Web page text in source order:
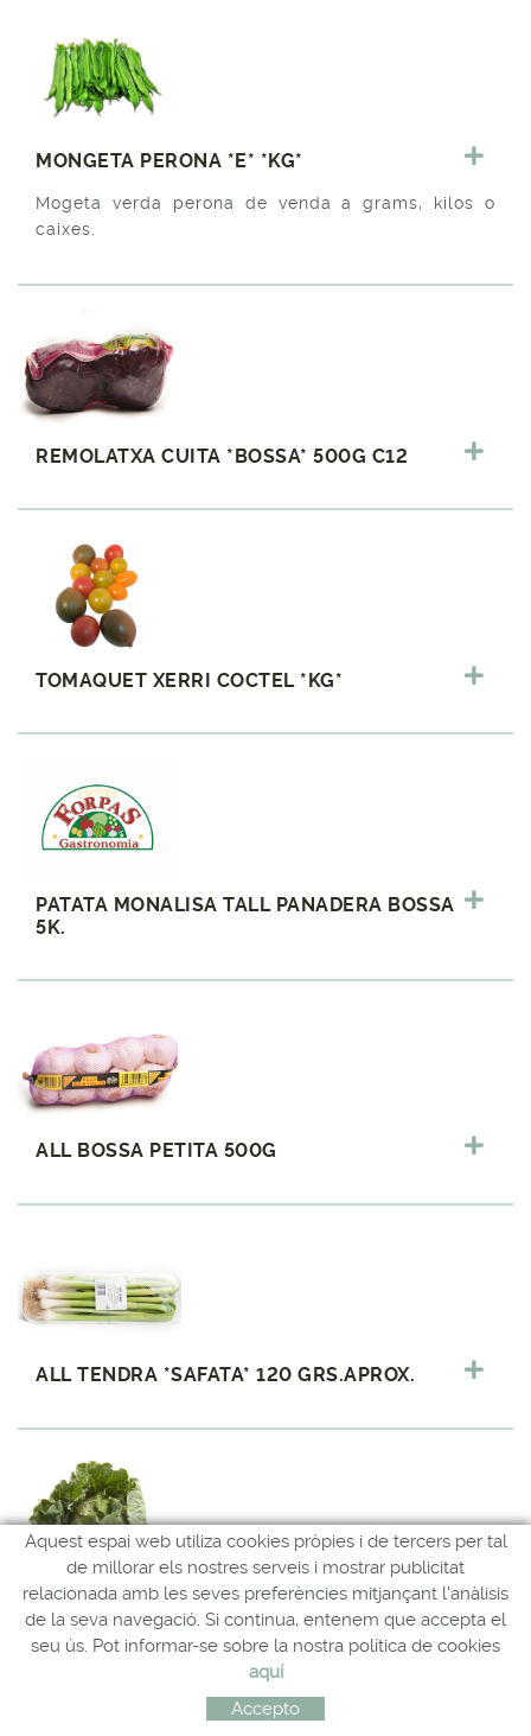
MONGETA PERONA *E* *KG*
Mogeta verda perona de venda a grams, kilos o
caixes.
REMOLATXA CUITA *BOSSA* 500G C12
TOMAQUET XERRI COCTEL *KG*
PATATA MONALISA TALL PANADERA BOSSA
5K.
ALL BOSSA PETITA 500G
ALL TENDRA *SAFATA* 120 GRS.APROX.
COL VERDA *UNITAT*
Col fresca de venda a unitats o caixes.
Aquest espai web utiliza cookies pròpies i de tercers per tal
de millorar els nostres serveis i mostrar publicitat
relacionada amb les seves preferències mitjançant l'anàlisis
de la seva navegació. Si continua, entenem que accepta el
seu ús. Pot informar-se sobre la nostra política de cookies
aquí
Accepto